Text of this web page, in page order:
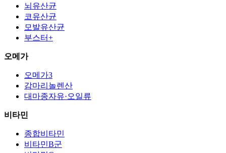
뇌유산균
코유산균
모발유산균
부스터+
오메가
오메가3
감마리놀렌산
대마종자유·오일류
비타민
종합비타민
비타민B군